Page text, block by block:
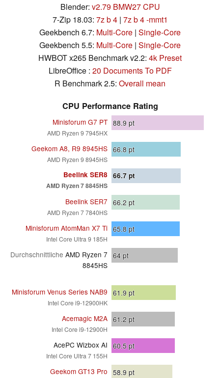
Blender: v2.79 BMW27 CPU
7-Zip 18.03: 7z b 4| 7z b 4 -mmt1
Geekbench 6.7: Multi-Core | Single-Core
Geekbench 5.5: Multi-Core | Single-Core
HWBOT x265 Benchmark v2.2: 4k Preset
LibreOffice : 20 Documents To PDF
R Benchmark 2.5: Overall mean
CPU Performance Rating
Minisforum G7 PT
AMD Ryzen 9 7945HX
88.9 pt
Geekom A8, R9 8945HS
AMD Ryzen 9 8945HS
66.8 pt
Beelink SER8
AMD Ryzen 7 8845HS
66.7 pt
Beelink SER7
AMD Ryzen 7 7840HS
66.2 pt
Minisforum AtomMan X7 Ti
Intel Core Ultra 9 185H
65.8pt
Durchschnittliche AMD Ryzen 7
8845HS
64 pt
Minisforum Venus Series NAB9
Intel Core i9-12900HK
61.9 pt
Acemagic M2A
Intel Core i9-12900H
61.2 pt
AcePC Wizbox AI
Intel Core Ultra 7 155H
60.5pt
Geekom GT13 Pro 58.9 pt